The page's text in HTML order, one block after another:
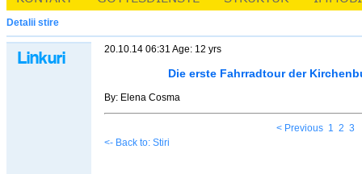
Detalii stire
20.10.14 06:31 Age: 12 yrs
Die erste Fahrradtour der
By: Elena Cosma
< Previous 1 2 3
<- Back to: Stiri